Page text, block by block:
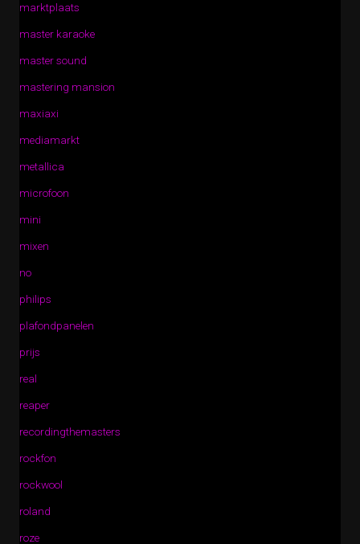
marktplaats
master karaoke
master sound
mastering mansion
maxiaxi
mediamarkt
metallica
microfoon
mini
mixen
no
philips
plafondpanelen
prijs
real
reaper
recordingthemasters
rockfon
rockwool
roland
roze